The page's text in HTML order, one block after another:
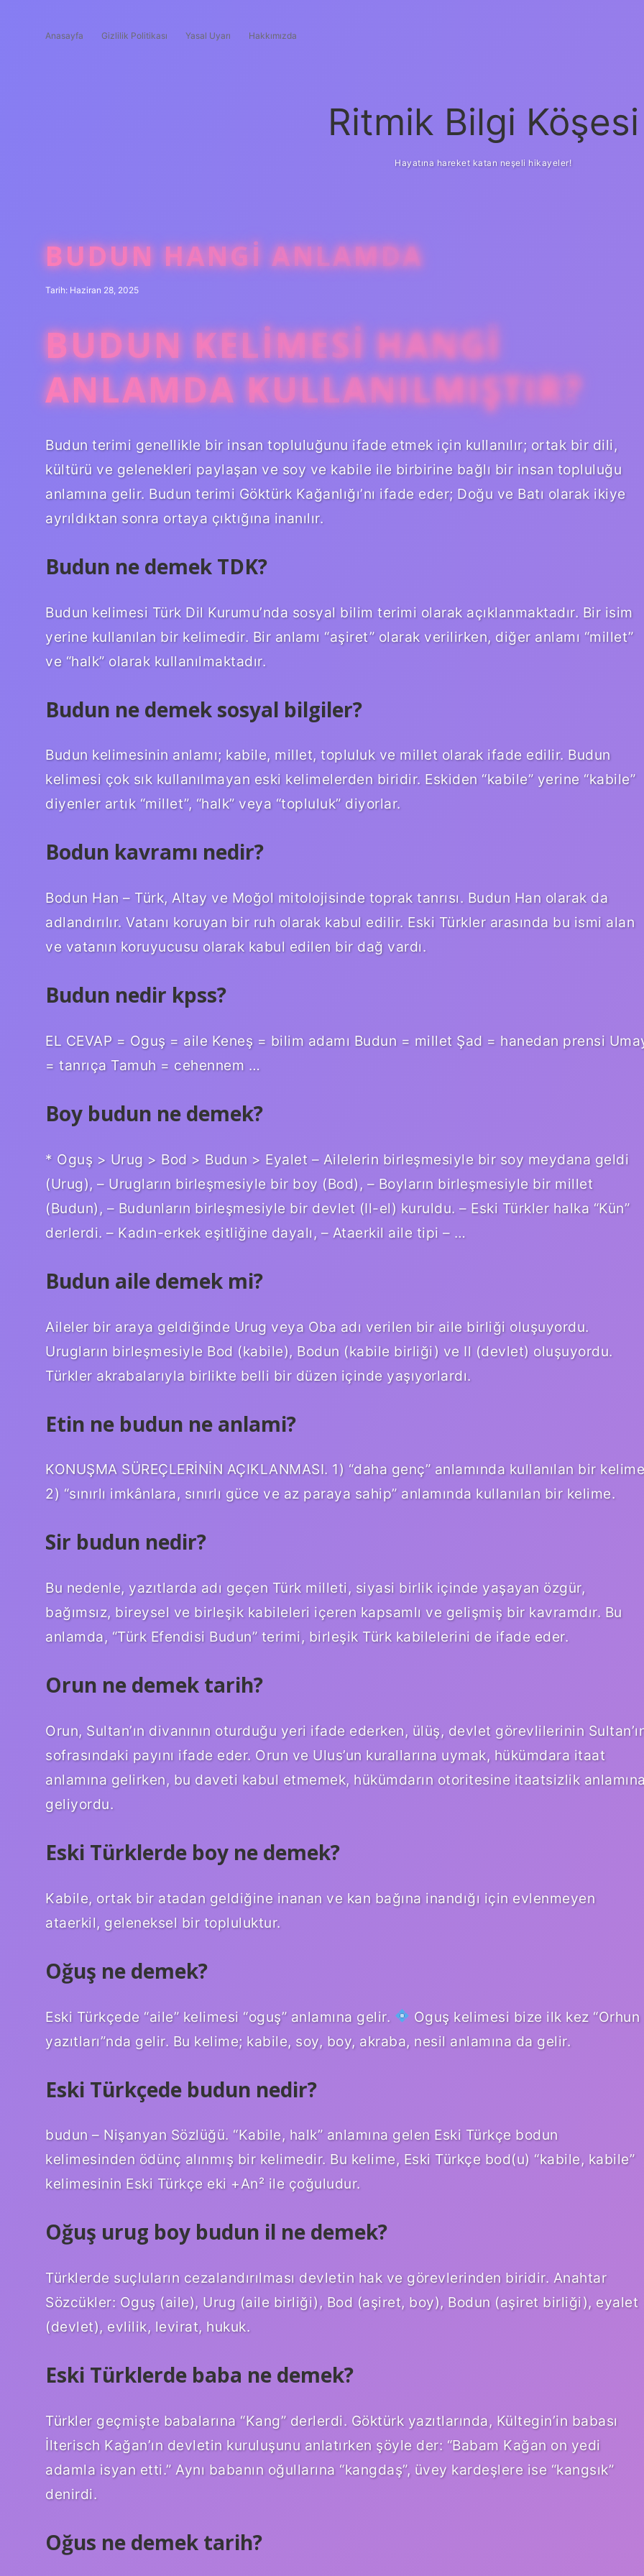
Anasayfa Gizlilik Politikası Yasal Uyarı Hakkımızda
Ritmik Bilgi Köşesi
Hayatına hareket katan neşeli hikayeler!
BUDUN HANGI ANLAMDA
Tarih: Haziran 28, 2025
BUDUN KELIMESI HANGI
ANLAMDA KULLANILMIŞTIR?
Budun terimi genellikle bir insan topluluğunu ifade etmek için kullanılır; ortak bir dili,
kültürü ve gelenekleri paylaşan ve soy ve kabile ile birbirine bağlı bir insan topluluğu
anlamına gelir. Budun terimi Göktürk Kağanlığı’nı ifade eder; Doğu ve Batı olarak ikiye
ayrıldıktan sonra ortaya çıktığına inanılır.
Budun ne demek TDK?
Budun kelimesi Türk Dil Kurumu’nda sosyal bilim terimi olarak açıklanmaktadır. Bir isim
yerine kullanılan bir kelimedir. Bir anlamı “aşiret” olarak verilirken, diğer anlamı “millet”
ve “halk” olarak kullanılmaktadır.
Budun ne demek sosyal bilgiler?
Budun kelimesinin anlamı; kabile, millet, topluluk ve millet olarak ifade edilir. Budun
kelimesi çok sık kullanılmayan eski kelimelerden biridir. Eskiden “kabile” yerine “kabile”
diyenler artık “millet”, “halk” veya “topluluk” diyorlar.
Bodun kavramı nedir?
Bodun Han – Türk, Altay ve Moğol mitolojisinde toprak tanrısı. Budun Han olarak da
adlandırılır. Vatanı koruyan bir ruh olarak kabul edilir. Eski Türkler arasında bu ismi alan
ve vatanın koruyucusu olarak kabul edilen bir dağ vardı.
Budun nedir kpss?
EL CEVAP = Oguş = aile Keneş = bilim adamı Budun = millet Şad = hanedan prensi
= tanrıça Tamuh = cehennem …
Boy budun ne demek?
* Oguş > Urug > Bod > Budun > Eyalet – Ailelerin birleşmesiyle bir soy meydana geldi
(Urug), – Urugların birleşmesiyle bir boy (Bod), – Boyların birleşmesiyle bir millet
(Budun), – Budunların birleşmesiyle bir devlet (Il-el) kuruldu. – Eski Türkler halka “Kün”
derlerdi. – Kadın-erkek eşitliğine dayalı, – Ataerkil aile tipi – …
Budun aile demek mi?
Aileler bir araya geldiğinde Urug veya Oba adı verilen bir aile birliği oluşuyordu.
Urugların birleşmesiyle Bod (kabile), Bodun (kabile birliği) ve Il (devlet) oluşuyordu.
Türkler akrabalarıyla birlikte belli bir düzen içinde yaşıyorlardı.
Etin ne budun ne anlami?
KONUŞMA SÜREÇLERİNİN AÇIKLANMASI. 1) “daha genç” anlamında kullanılan bir
2) “sınırlı imkânlara, sınırlı güce ve az paraya sahip” anlamında kullanılan bir kelime.
Sir budun nedir?
Bu nedenle, yazıtlarda adı geçen Türk milleti, siyasi birlik içinde yaşayan özgür,
bağımsız, bireysel ve birleşik kabileleri içeren kapsamlı ve gelişmiş bir kavramdır. Bu
anlamda, “Türk Efendisi Budun” terimi, birleşik Türk kabilelerini de ifade eder.
Orun ne demek tarih?
Orun, Sultan’ın divanının oturduğu yeri ifade ederken, ülüş, devlet görevlilerinin
sofrasındaki payını ifade eder. Orun ve Ulus’un kurallarına uymak, hükümdara itaat
anlamına gelirken, bu daveti kabul etmemek, hükümdarın otoritesine itaatsizlik
geliyordu.
Eski Türklerde boy ne demek?
Kabile, ortak bir atadan geldiğine inanan ve kan bağına inandığı için evlenmeyen
ataerkil, geleneksel bir topluluktur.
Oğuş ne demek?
Eski Türkçede “aile” kelimesi “oguş” anlamına gelir.
Oguş kelimesi bize ilk kez “Orhun
yazıtları”nda gelir. Bu kelime; kabile, soy, boy, akraba, nesil anlamına da gelir.
Eski Türkçede budun nedir?
budun – Nişanyan Sözlüğü. “Kabile, halk” anlamına gelen Eski Türkçe bodun
kelimesinden ödünç alınmış bir kelimedir. Bu kelime, Eski Türkçe bod(u) “kabile, kabile”
kelimesinin Eski Türkçe eki +An² ile çoğuludur.
Oğuş urug boy budun il ne demek?
Türklerde suçluların cezalandırılması devletin hak ve görevlerinden biridir. Anahtar
Sözcükler: Oguş (aile), Urug (aile birliği), Bod (aşiret, boy), Bodun (aşiret birliği), eyalet
(devlet), evlilik, levirat, hukuk.
Eski Türklerde baba ne demek?
Türkler geçmişte babalarına “Kang” derlerdi. Göktürk yazıtlarında, Kültegin’in babası
İlterisch Kağan’ın devletin kuruluşunu anlatırken şöyle der: “Babam Kağan on yedi
adamla isyan etti.” Aynı babanın oğullarına “kangdaş”, üvey kardeşlere ise “kangsık”
denirdi.
Oğus ne demek tarih?